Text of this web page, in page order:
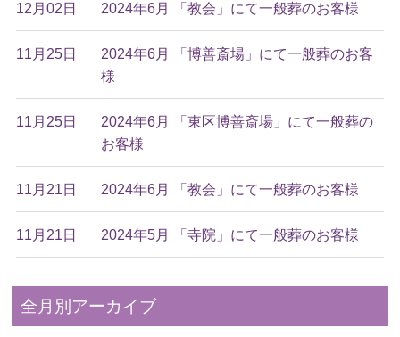
12月02日 2024年6月 「教会」にて一般葬のお客様
11月25日
2024年6月 「博善斎場」にて一般葬のお客
様
11月25日
2024年6月 「東区博善斎場」にて一般葬の
お客様
11月21日 2024年6月 「教会」にて一般葬のお客様
11月21日 2024年5月 「寺院」にて一般葬のお客様
全月別アーカイブ